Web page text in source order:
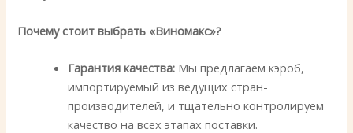
Почему стоит выбрать «Виномакс»?
Гарантия качества: Мы предлагаем кэроб,
импортируемый из ведущих стран-
производителей, и тщательно контролируем
качество на всех этапах поставки.